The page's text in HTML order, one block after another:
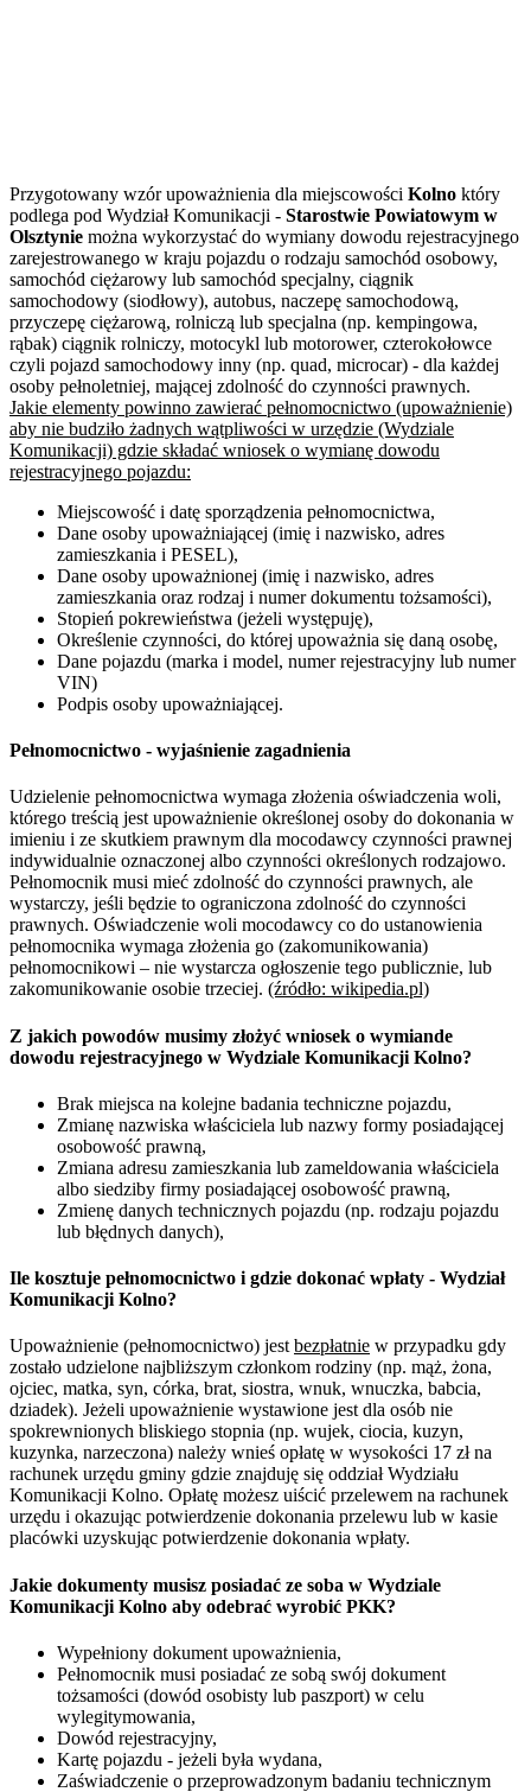
Przygotowany wzór upoważnienia dla miejscowości Kolno który
podlega pod Wydział Komunikacji - Starostwie Powiatowym w
Olsztynie można wykorzystać do wymiany dowodu rejestracyjnego
zarejestrowanego w kraju pojazdu o rodzaju samochód osobowy,
samochód ciężarowy lub samochód specjalny, ciągnik
samochodowy (siodłowy), autobus, naczepę samochodową,
przyczepę ciężarową, rolniczą lub specjalna (np. kempingowa,
rąbak) ciągnik rolniczy, motocykl lub motorower, czterokołowce
czyli pojazd samochodowy inny (np. quad, microcar) - dla każdej
osoby pełnoletniej, mającej zdolność do czynności prawnych.
Jakie elementy powinno zawierać pełnomocnictwo (upoważnienie)
aby nie budziło żadnych wątpliwości w urzędzie (Wydziale
Komunikacji) gdzie składać wniosek o wymianę dowodu
rejestracyjnego pojazdu:
Miejscowość i datę sporządzenia pełnomocnictwa,
Dane osoby upoważniającej (imię i nazwisko, adres
zamieszkania i PESEL),
Dane osoby upoważnionej (imię i nazwisko, adres
zamieszkania oraz rodzaj i numer dokumentu tożsamości),
Stopień pokrewieństwa (jeżeli występuję),
Określenie czynności, do której upoważnia się daną osobę,
Dane pojazdu (marka i model, numer rejestracyjny lub numer
VIN)
Podpis osoby upoważniającej.
Pełnomocnictwo - wyjaśnienie zagadnienia
Udzielenie pełnomocnictwa wymaga złożenia oświadczenia woli,
którego treścią jest upoważnienie określonej osoby do dokonania w
imieniu i ze skutkiem prawnym dla mocodawcy czynności prawnej
indywidualnie oznaczonej albo czynności określonych rodzajowo.
Pełnomocnik musi mieć zdolność do czynności prawnych, ale
wystarczy, jeśli będzie to ograniczona zdolność do czynności
prawnych. Oświadczenie woli mocodawcy co do ustanowienia
pełnomocnika wymaga złożenia go (zakomunikowania)
pełnomocnikowi – nie wystarcza ogłoszenie tego publicznie, lub
zakomunikowanie osobie trzeciej. (źródło: wikipedia.pl)
Z jakich powodów musimy złożyć wniosek o wymiande
dowodu rejestracyjnego w Wydziale Komunikacji Kolno?
Brak miejsca na kolejne badania techniczne pojazdu,
Zmianę nazwiska właściciela lub nazwy formy posiadającej
osobowość prawną,
Zmiana adresu zamieszkania lub zameldowania właściciela
albo siedziby firmy posiadającej osobowość prawną,
Zmienę danych technicznych pojazdu (np. rodzaju pojazdu
lub błędnych danych),
Ile kosztuje pełnomocnictwo i gdzie dokonać wpłaty - Wydział
Komunikacji Kolno?
Upoważnienie (pełnomocnictwo) jestbezpłatnie w przypadku gdy
zostało udzielone najbliższym członkom rodziny (np. mąż, żona,
ojciec, matka, syn, córka, brat, siostra, wnuk, wnuczka, babcia,
dziadek). Jeżeli upoważnienie wystawione jest dla osób nie
spokrewnionych bliskiego stopnia (np. wujek, ciocia, kuzyn,
kuzynka, narzeczona) należy wnieś opłatę w wysokości 17 zł na
rachunek urzędu gminy gdzie znajduję się oddział Wydziału
Komunikacji Kolno. Opłatę możesz uiścić przelewem na rachunek
urzędu i okazując potwierdzenie dokonania przelewu lub w kasie
placówki uzyskując potwierdzenie dokonania wpłaty.
Jakie dokumenty musisz posiadać ze soba w Wydziale
Komunikacji Kolno aby odebrać wyrobić PKK?
Wypełniony dokument upoważnienia,
Pełnomocnik musi posiadać ze sobą swój dokument
tożsamości (dowód osobisty lub paszport) w celu
wylegitymowania,
Dowód rejestracyjny,
Kartę pojazdu - jeżeli była wydana,
Zaświadczenie o przeprowadzonym badaniu technicznym